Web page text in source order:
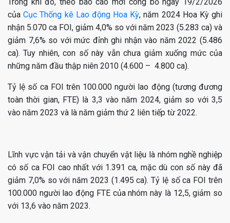
củaCục Thống kê Lao động Hoa Kỳ, năm 2024 Hoa Kỳ ghi
nhận 5.070 ca FOI, giảm 4,0% so với năm 2023 (5.283 ca) và
giảm 7,6% so với mức đỉnh ghi nhận vào năm 2022 (5.486
ca). Tuy nhiên, con số này vẫn chưa giảm xuống mức của
những năm đầu thập niên 2010 (4.600 – 4.800 ca).
Tỷ lệ số ca FOI trên 100.000 người lao động (tương đương
toàn thời gian, FTE) là 3,3 vào năm 2024, giảm so với 3,5
vào năm 2023 và là năm giảm thứ 2 liên tiếp từ 2022.
Lĩnh vực vận tải và vận chuyển vật liệu là nhóm nghề nghiệp
có số ca FOI cao nhất với 1.391 ca, mặc dù con số này đã
giảm 7,0% so với năm 2023 (1.495 ca). Tỷ lệ số ca FOI trên
100.000 người lao động FTE của nhóm này là 12,5, giảm so
với 13,6 vào năm 2023.